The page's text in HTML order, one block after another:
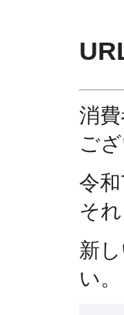
消
ご
令
そ
新
い。